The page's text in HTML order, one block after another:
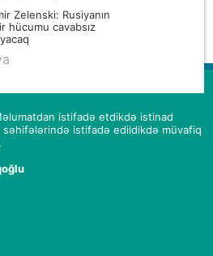
Zelenski: Rusiyanın
hücumu cavabsız
istifadə etdikdə istinad
istifadə edildikdə müvafiq